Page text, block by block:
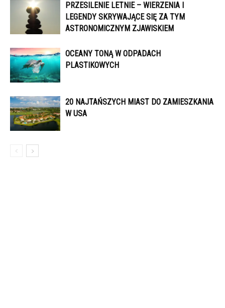
PRZESILENIE LETNIE – WIERZENIA I
LEGENDY SKRYWAJĄCE SIĘ ZA TYM
ASTRONOMICZNYM ZJAWISKIEM
OCEANY TONĄ W ODPADACH
PLASTIKOWYCH
20 NAJTAŃSZYCH MIAST DO ZAMIESZKANIA
W USA